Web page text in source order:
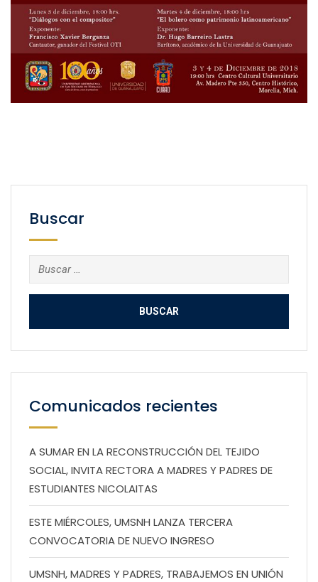
Buscar
Buscar:
Comunicados recientes
A SUMAR EN LA RECONSTRUCCIÓN DEL TEJIDO
SOCIAL, INVITA RECTORA A MADRES Y PADRES DE
ESTUDIANTES NICOLAITAS
ESTE MIÉRCOLES, UMSNH LANZA TERCERA
CONVOCATORIA DE NUEVO INGRESO
UMSNH, MADRES Y PADRES, TRABAJEMOS EN UNIÓN